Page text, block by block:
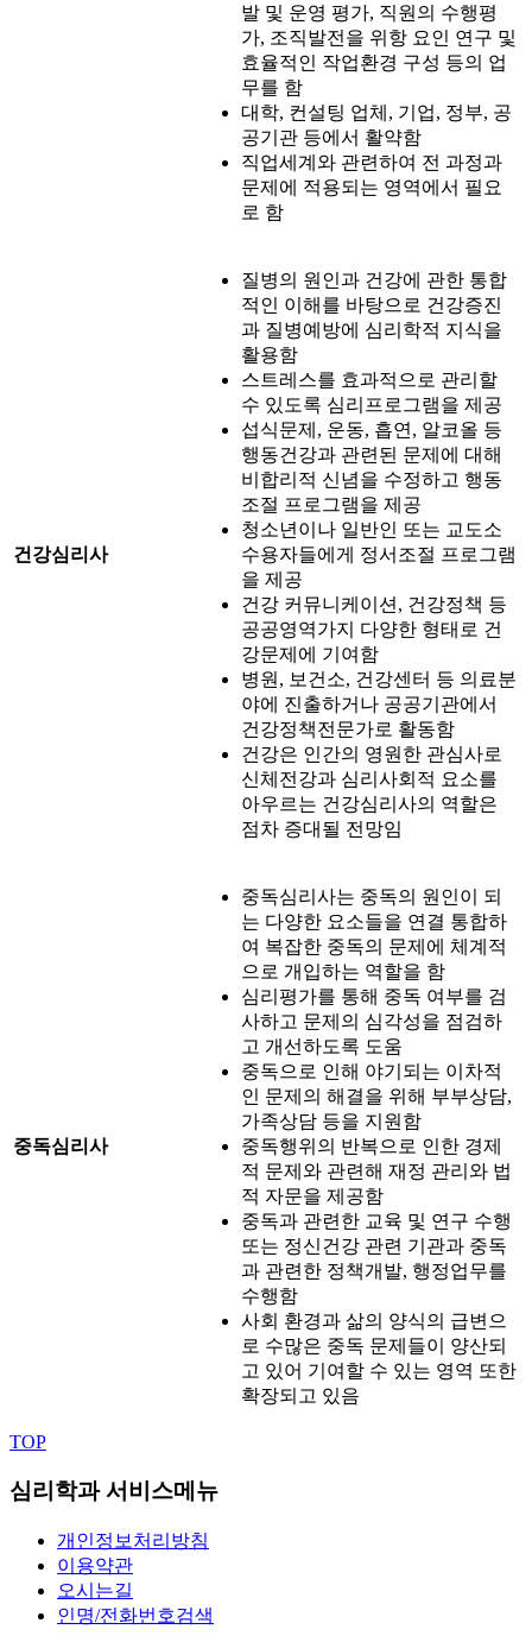
발 및 운영 평가, 직원의 수행평
가, 조직발전을 위항 요인 연구 및
효율적인 작업환경 구성 등의 업
무를 함
대학, 컨설팅 업체, 기업, 정부, 공
공기관 등에서 활약함
직업세계와 관련하여 전 과정과
문제에 적용되는 영역에서 필요
로 함
건강심리사
질병의 원인과 건강에 관한 통합
적인 이해를 바탕으로 건강증진
과 질병예방에 심리학적 지식을
활용함
스트레스를 효과적으로 관리할
수 있도록 심리프로그램을 제공
섭식문제, 운동, 흡연, 알코올 등
행동건강과 관련된 문제에 대해
비합리적 신념을 수정하고 행동
조절 프로그램을 제공
청소년이나 일반인 또는 교도소
수용자들에게 정서조절 프로그램
을 제공
건강 커뮤니케이션, 건강정책 등
공공영역가지 다양한 형태로 건
강문제에 기여함
병원, 보건소, 건강센터 등 의료분
야에 진출하거나 공공기관에서
건강정책전문가로 활동함
건강은 인간의 영원한 관심사로
신체전강과 심리사회적 요소를
아우르는 건강심리사의 역할은
점차 증대될 전망임
중독심리사
중독심리사는 중독의 원인이 되
는 다양한 요소들을 연결 통합하
여 복잡한 중독의 문제에 체계적
으로 개입하는 역할을 함
심리평가를 통해 중독 여부를 검
사하고 문제의 심각성을 점검하
고 개선하도록 도움
중독으로 인해 야기되는 이차적
인 문제의 해결을 위해 부부상담,
가족상담 등을 지원함
중독행위의 반복으로 인한 경제
적 문제와 관련해 재정 관리와 법
적 자문을 제공함
중독과 관련한 교육 및 연구 수행
또는 정신건강 관련 기관과 중독
과 관련한 정책개발, 행정업무를
수행함
사회 환경과 삶의 양식의 급변으
로 수많은 중독 문제들이 양산되
고 있어 기여할 수 있는 영역 또한
확장되고 있음
TOP
심리학과 서비스메뉴
개인정보처리방침
이용약관
오시는길
인명/전화번호검색